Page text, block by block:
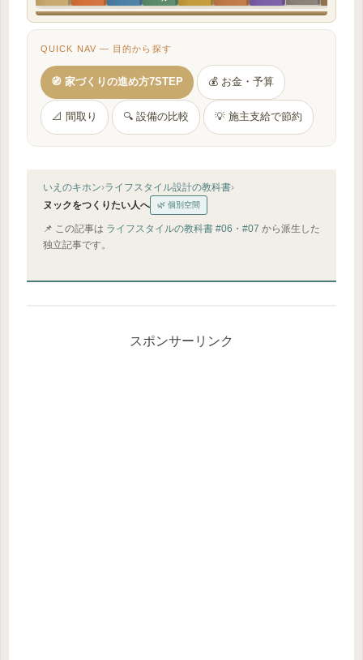
QUICK NAV — 目的から探す
🧭 家づくりの進め方7STEP 💰 お金・予算
📐 間取り 🔍 設備の比較 💡 施主支給で節約
いえのキホン›ライフスタイル設計の教科書›
ヌックをつくりたい人へ
🌿 個別空間
📌 この記事は ライフスタイルの教科書 #06 ・ #07 から派生した
独立記事です。
スポンサーリンク